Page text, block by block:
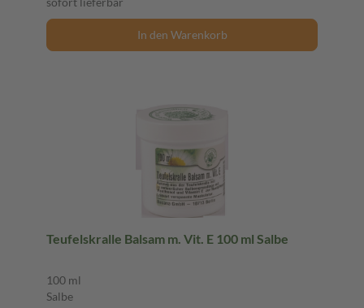
In den Warenkorb
Teufelskralle Balsam m. Vit. E 100 ml Salbe
100 ml
Salbe